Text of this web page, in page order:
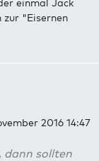
einmal Jack
zur "Eisernen
2016 14:47
dann sollten